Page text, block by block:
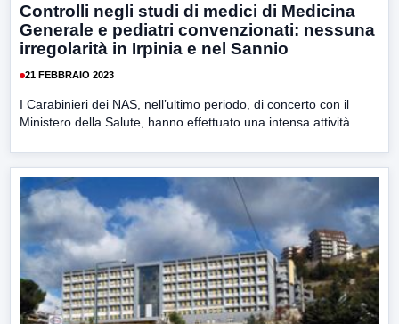
Controlli negli studi di medici di Medicina
Generale e pediatri convenzionati: nessuna
irregolarità in Irpinia e nel Sannio
21 FEBBRAIO 2023
I Carabinieri dei NAS, nell’ultimo periodo, di concerto con il
Ministero della Salute, hanno effettuato una intensa attività...